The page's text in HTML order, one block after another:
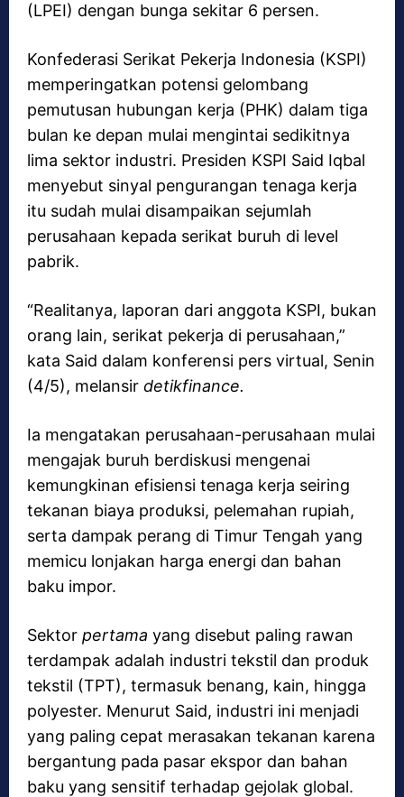
(LPEI) dengan bunga sekitar 6 persen.
Konfederasi Serikat Pekerja Indonesia (KSPI)
memperingatkan potensi gelombang
pemutusan hubungan kerja (PHK) dalam tiga
bulan ke depan mulai mengintai sedikitnya
lima sektor industri. Presiden KSPI Said Iqbal
menyebut sinyal pengurangan tenaga kerja
itu sudah mulai disampaikan sejumlah
perusahaan kepada serikat buruh di level
pabrik.
“Realitanya, laporan dari anggota KSPI, bukan
orang lain, serikat pekerja di perusahaan,”
kata Said dalam konferensi pers virtual, Senin
(4/5), melansir detikfinance.
Ia mengatakan perusahaan-perusahaan mulai
mengajak buruh berdiskusi mengenai
kemungkinan efisiensi tenaga kerja seiring
tekanan biaya produksi, pelemahan rupiah,
serta dampak perang di Timur Tengah yang
memicu lonjakan harga energi dan bahan
baku impor.
Sektor pertama yang disebut paling rawan
terdampak adalah industri tekstil dan produk
tekstil (TPT), termasuk benang, kain, hingga
polyester. Menurut Said, industri ini menjadi
yang paling cepat merasakan tekanan karena
bergantung pada pasar ekspor dan bahan
baku yang sensitif terhadap gejolak global.